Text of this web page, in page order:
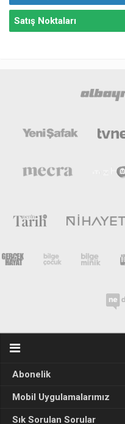
Satış Noktaları
Abonelik
Mobil Uygulamalarımız
Sık Sorulan Sorular